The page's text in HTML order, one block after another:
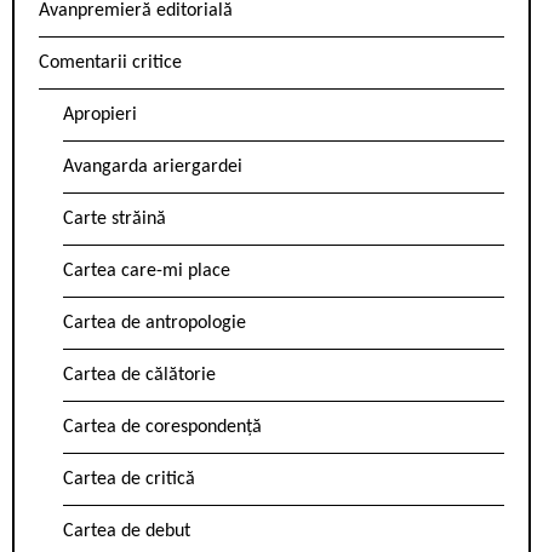
Avanpremieră editorială
Comentarii critice
Apropieri
Avangarda ariergardei
Carte străină
Cartea care-mi place
Cartea de antropologie
Cartea de călătorie
Cartea de corespondență
Cartea de critică
Cartea de debut